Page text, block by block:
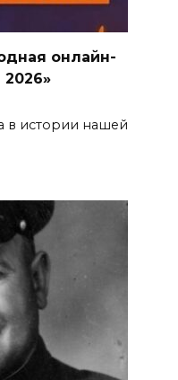
онлайн-
в истории нашей